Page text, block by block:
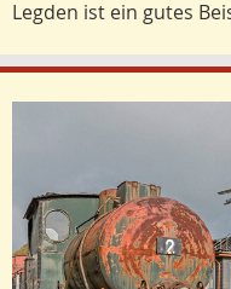
Legden ist ein gutes